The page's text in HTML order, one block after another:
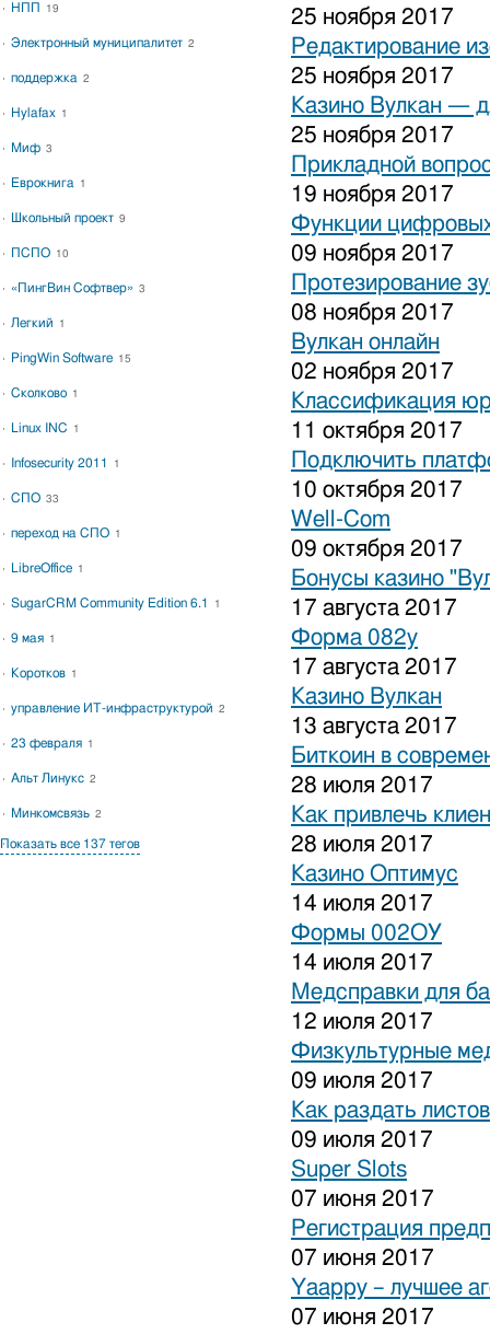
25 ноября 2017
Редактирование
25 ноября 2017
Казино Вулкан —
25 ноября 2017
Прикладной
19 ноября 2017
Функции
09 ноября 2017
Протезирование
08 ноября 2017
Вулкан онлайн
02 ноября 2017
Классификация
11 октября 2017
Подключить
10 октября 2017
Well-Com
09 октября 2017
Бонусы казино
17 августа 2017
Форма 082у
17 августа 2017
Казино Вулкан
13 августа 2017
Биткоин в
28 июля 2017
Как привлечь
28 июля 2017
Казино Оптимус
14 июля 2017
Формы 002ОУ
14 июля 2017
Медсправки для
12 июля 2017
Физкультурные
09 июля 2017
Как раздать
09 июля 2017
Super Slots
07 июня 2017
Регистрация
07 июня 2017
Yaappy – лучшее
07 июня 2017
НПП 19
Электронный муниципалитет 2
поддержка 2
Hylafax 1
Миф 3
Еврокнига 1
Школьный проект 9
ПСПО 10
«ПингВин Софтвер» 3
Легкий 1
PingWin Software 15
Сколково 1
Linux INC 1
Infosecurity 2011 1
СПО 33
переход на СПО 1
LibreOffice 1
SugarCRM Community Edition 6.1 1
9 мая 1
Коротков 1
управление ИТ-инфраструктурой 2
23 февраля 1
Альт Линукс 2
Минкомсвязь 2
Показать все 137 тегов